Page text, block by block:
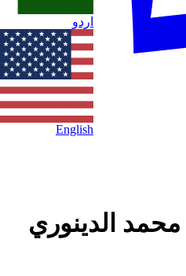
اردو
English
محمد الدينوري